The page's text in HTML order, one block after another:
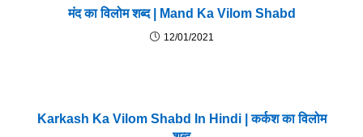
मंद का विलोम शब्द | Mand Ka Vilom Shabd
12/01/2021
Karkash Ka Vilom Shabd In Hindi | कर्कश का विलोम